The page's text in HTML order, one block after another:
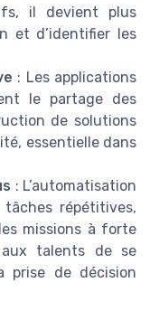
il devient plus
et d’identifier les
: Les applications
le partage des
de solutions
essentielle dans
: L’automatisation
répétitives,
missions à forte
talents de se
prise de décision